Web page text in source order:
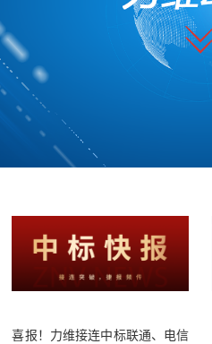
喜报！力维接连中标联通、电信